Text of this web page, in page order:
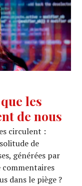
les
de nous
circulent :
de
générées par
dans le piège ?